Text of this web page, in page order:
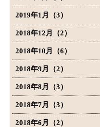
2019年1月（3）
2018年12月（2）
2018年10月（6）
2018年9月（2）
2018年8月（3）
2018年7月（3）
2018年6月（2）